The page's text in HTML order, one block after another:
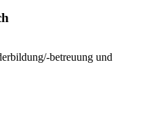
betreuung und